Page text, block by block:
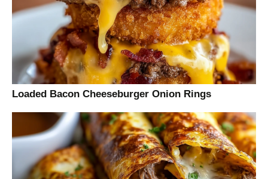
Loaded Bacon Cheeseburger Onion Rings